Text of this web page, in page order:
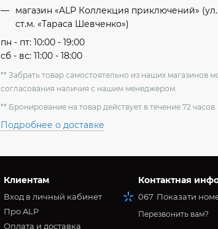
магазин «ALP Коллекция приключений»
ст.м. «Тараса Шевченко»)
пн - пт: 10:00 - 19:00
сб - вс: 11:00 - 18:00
** Забрать товар самостоятельно из наших магазинов
согласования наличия с нашим менеджером.
** Бронирование на товар действует в течение 72 часов.
Подробнее о доставке
Клиентам
Вход в личный кабинет
Про ALP
Оплата и доставка
Контактная
067 Показати
Перезвонить вам?